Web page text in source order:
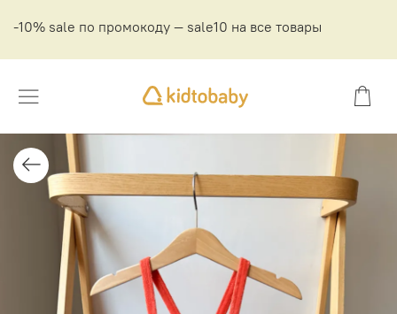
-10% sale по промокоду — sale10 на все товары